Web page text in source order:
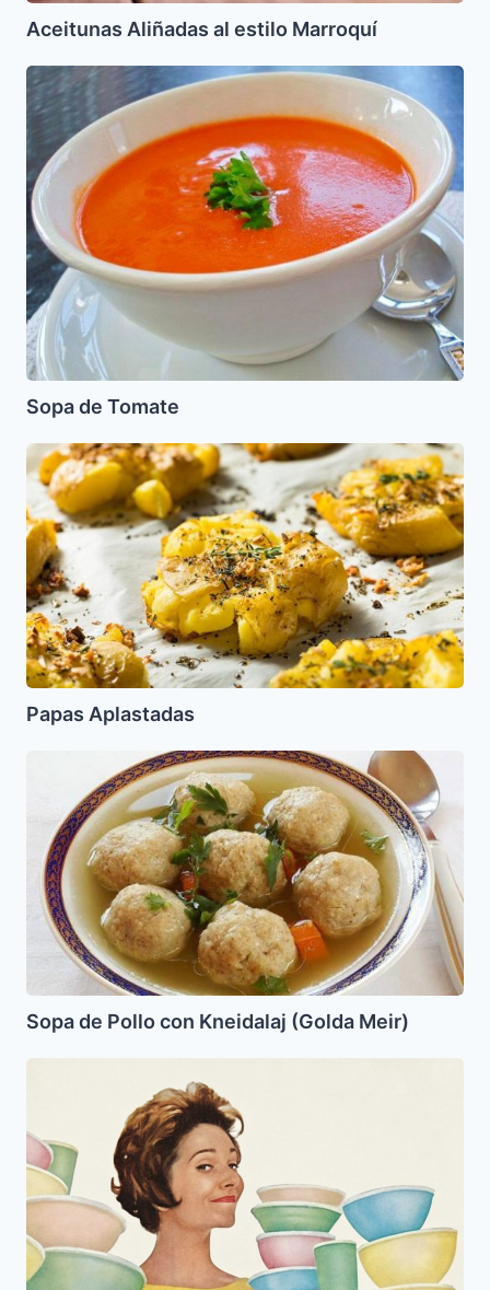
Aceitunas Aliñadas al estilo Marroquí
Sopa
de
Tomate
Sopa de Tomate
Papas
Aplastadas
Papas Aplastadas
Pollo
con
Kneidalaj
(Golda
Meir)
Sopa de Pollo con Kneidalaj (Golda Meir)
tu
mama,
devuelvele
los
Tuppers